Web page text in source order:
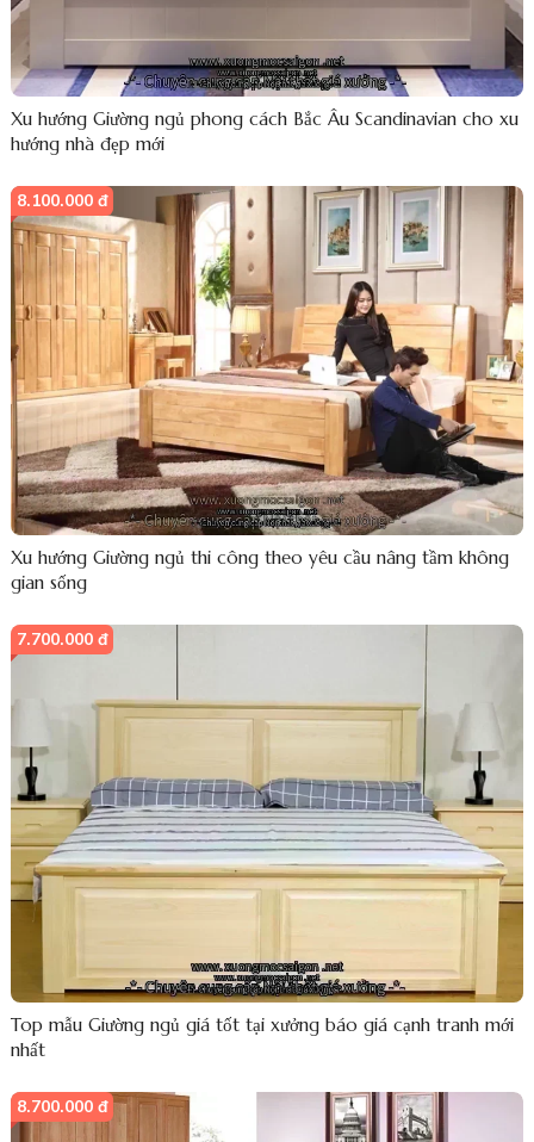
Xu hướng Giường ngủ phong cách Bắc Âu Scandinavian cho xu
hướng nhà đẹp mới
8.100.000 đ
Xu hướng Giường ngủ thi công theo yêu cầu nâng tầm không
gian sống
7.700.000 đ
Top mẫu Giường ngủ giá tốt tại xưởng báo giá cạnh tranh mới
nhất
8.700.000 đ